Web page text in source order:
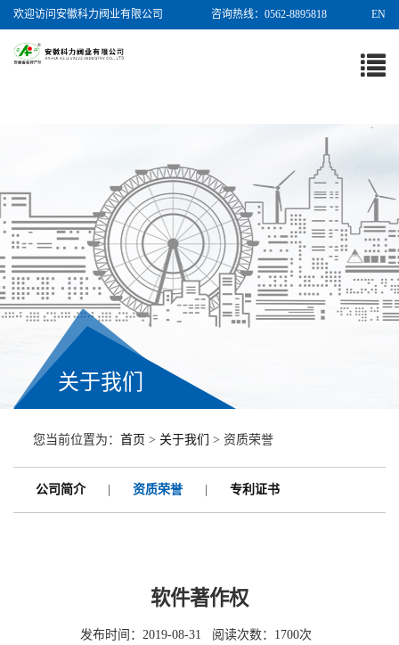
欢迎访问安徽科力阀业有限公司 咨询热线：0562-8895818 EN
导
菜
单
关于我们
您当前位置为： 首页 > 关于我们 > 资质荣誉
公司简介 资质荣誉 专利证书
软件著作权
发布时间：2019-08-31 阅读次数：1700次